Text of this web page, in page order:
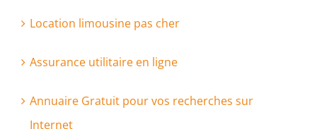
Location limousine pas cher
Assurance utilitaire en ligne
Annuaire Gratuit pour vos recherches sur
Internet